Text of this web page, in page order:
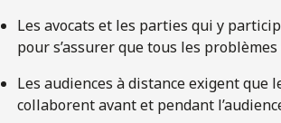
Les avocats et les parties qui y
pour s’assurer que tous les
Les audiences à distance exigent que
collaborent avant et pendant